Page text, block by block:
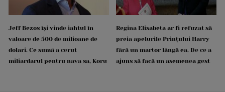
Jeff Bezos își vinde iahtul în
valoare de 500 de milioane de
dolari. Ce sumă a cerut
miliardarul pentru nava sa, Koru
Regina Elisabeta ar fi refuzat să
preia apelurile Prințului Harry
fără un martor lângă ea. De ce a
ajuns să facă un asemenea gest